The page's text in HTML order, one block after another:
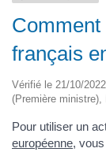
français
Vérifié le 21/10/
(Première
Pour utiliser un
européenne,